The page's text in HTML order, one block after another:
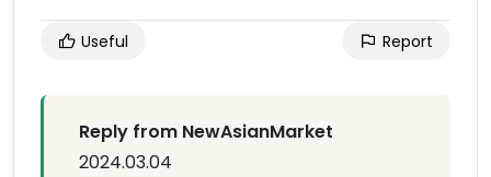
Useful Report
Reply from NewAsianMarket
2024.03.04